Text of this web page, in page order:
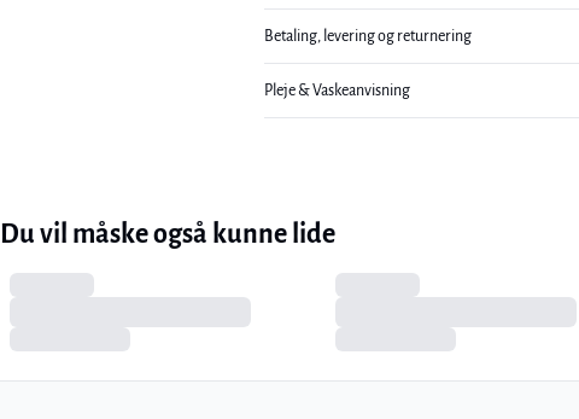
Betaling, levering og returnering
Pleje & Vaskeanvisning
Du vil måske også kunne lide